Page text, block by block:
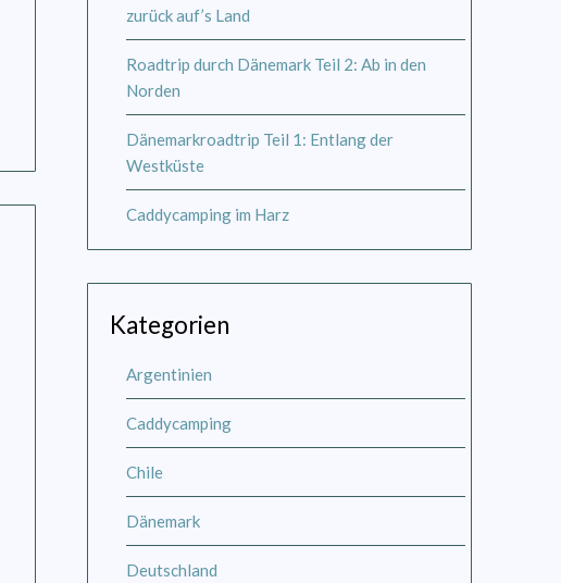
zurück auf’s Land
Roadtrip durch Dänemark Teil 2: Ab in den
Norden
Dänemarkroadtrip Teil 1: Entlang der
Westküste
Caddycamping im Harz
Kategorien
Argentinien
Caddycamping
Chile
Dänemark
Deutschland